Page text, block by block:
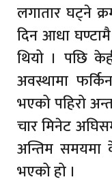
लगातार घट्ने
दिन आधा
थियो । पछि
अवस्थामा
भएको पहिरो
चार मिनेट
अन्तिम समयमा
भएको हो ।